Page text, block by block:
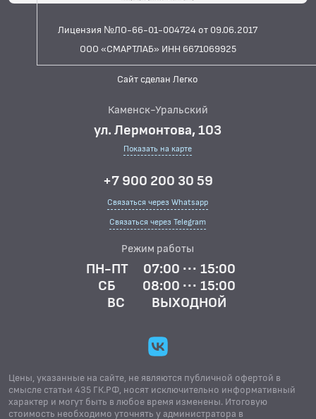
Лицензия №ЛО-66-01-004724 от 09.06.2017
ООО «СМАРТЛАБ» ИНН 6671069925
Сайт сделан Легко
Каменск-Уральский
ул. Лермонтова, 103
Показать на карте
+7 900 200 30 59
Связаться через Whatsapp
Связаться через Telegram
Режим работы
ПН-ПТ
07:00 ··· 15:00
СБ
08:00 ··· 15:00
ВС
ВЫХОДНОЙ
Цены, указанные на сайте, не являются публичной офертой в
смысле статьи 435 ГК.РФ, носят исключительно информативный
характер и могут быть в любое время изменены. Итоговую
стоимость необходимо уточнять у администратора в